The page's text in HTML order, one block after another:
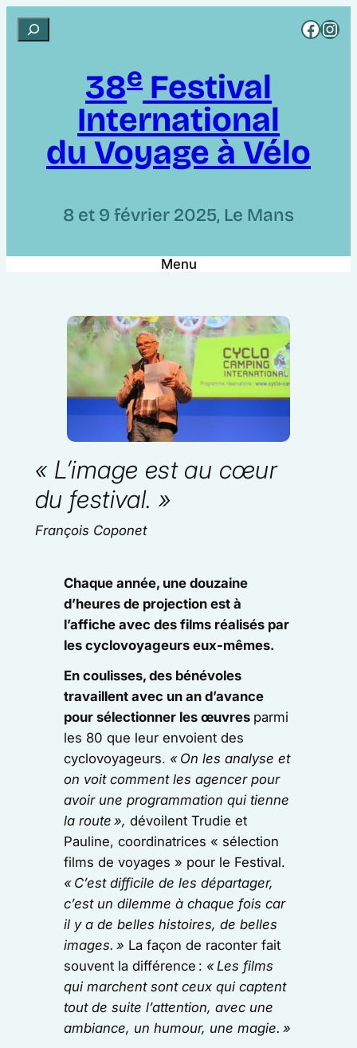
Aller
au
Rejoignez CCI sur Facebook Rejoignez CCI sur Instagram
38e Festival
International
du Voyage à Vélo
8 et 9 février 2025, Le Mans
Menu
« L’image est au cœur
du festival. »
François Coponet
Chaque année, une douzaine
d’heures de projection est à
l’affiche avec des films réalisés par
les cyclovoyageurs eux-mêmes.
En coulisses, des bénévoles
travaillent avec un an d’avance
pour sélectionner les œuvres parmi
les 80 que leur envoient des
cyclovoyageurs. « On les analyse et
on voit comment les agencer pour
avoir une programmation qui tienne
la route », dévoilent Trudie et
Pauline, coordinatrices « sélection
films de voyages » pour le Festival.
« C’est difficile de les départager,
c’est un dilemme à chaque fois car
il y a de belles histoires, de belles
images. » La façon de raconter fait
souvent la différence : « Les films
qui marchent sont ceux qui captent
tout de suite l’attention, avec une
ambiance, un humour, une magie. »